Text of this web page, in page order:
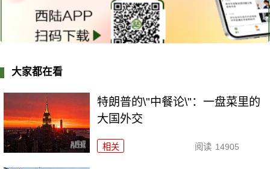
大家都在看
特朗普的\"中餐论\"：一盘菜里的
大国外交
相关 阅读 14905